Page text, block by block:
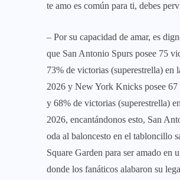
te amo es común para ti, debes
– Por su capacidad de amar, es
que San Antonio Spurs posee 75
73% de victorias (superestrella) en
2026 y New York Knicks posee 67
y 68% de victorias (superestrella)
2026, encantándonos esto, San
oda al baloncesto en el tabloncillo
Square Garden para ser amado en
donde los fanáticos alabaron su